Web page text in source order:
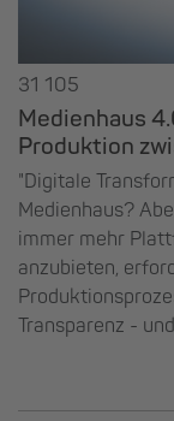
31 105
Medienhaus
Produktion
"Digitale
Medienhaus?
immer mehr
anzubieten,
Transparenz -